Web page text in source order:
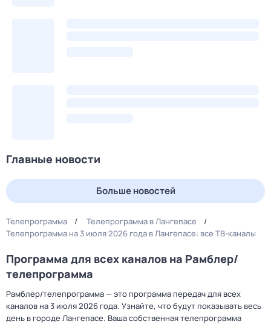
Главные новости
Больше новостей
Телепрограмма
Телепрограмма в Лангепасе
Телепрограмма на 3 июля 2026 года в Лангепасе: все ТВ-каналы
Программа для всех каналов на Рамблер/
телепрограмма
Рамблер/телепрограмма — это программа передач для всех
каналов на 3 июля 2026 года. Узнайте, что будут показывать весь
день в городе Лангепасе. Ваша собственная телепрограмма